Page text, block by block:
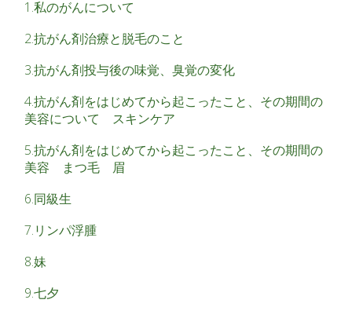
1.私のがんについて
2.抗がん剤治療と脱毛のこと
3.抗がん剤投与後の味覚、臭覚の変化
4.抗がん剤をはじめてから起こったこと、その期間の
美容について スキンケア
5.抗がん剤をはじめてから起こったこと、その期間の
美容 まつ毛 眉
6.同級生
7.リンパ浮腫
8.妹
9.七夕